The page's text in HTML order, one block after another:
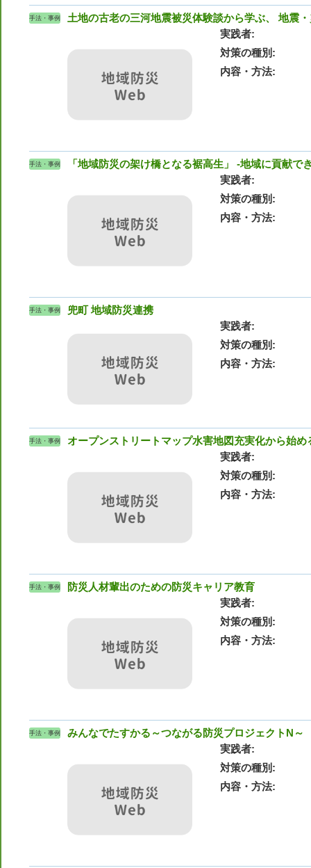
手法・事例
土地の古老の三河地震被災体験談から学ぶ、 地震
実践者
対策の種別
内容・方法
手法・事例
「地域防災の架け橋となる裾高生」 -地域に貢献で
実践者
対策の種別
内容・方法
手法・事例
兜町 地域防災連携
実践者
対策の種別
内容・方法
手法・事例
オープンストリートマップ水害地図充実化から始
実践者
対策の種別
内容・方法
手法・事例
防災人材輩出のための防災キャリア教育
実践者
対策の種別
内容・方法
手法・事例
みんなでたすかる～つながる防災プロジェクトN～
実践者
対策の種別
内容・方法